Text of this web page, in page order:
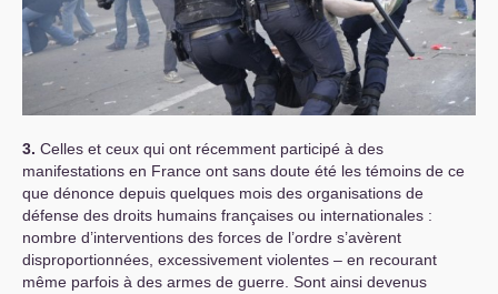
3. Celles et ceux qui ont récemment participé à des
manifestations en France ont sans doute été les témoins de ce
que dénonce depuis quelques mois des organisations de
défense des droits humains françaises ou internationales :
nombre d’interventions des forces de l’ordre s’avèrent
disproportionnées, excessivement violentes – en recourant
même parfois à des armes de guerre. Sont ainsi devenus